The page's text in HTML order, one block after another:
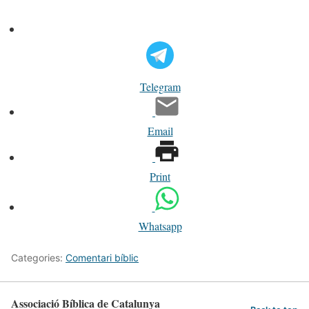
Telegram
Email
Print
Whatsapp
Categories: Comentari bíblic
Associació Bíblica de Catalunya